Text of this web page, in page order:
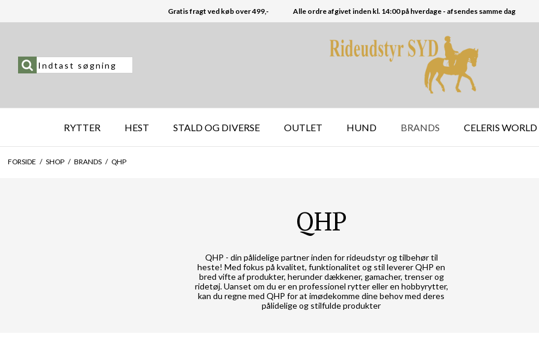
Gratis fragt ved køb over 499,- Alle ordre afgivet inden kl. 14:00 på hverdage - afsendes samme dag
RYTTER HEST STALD OG DIVERSE OUTLET HUND BRANDS CELERIS WORLD
FORSIDE / SHOP / BRANDS / QHP
QHP
QHP - din pålidelige partner inden for rideudstyr og tilbehør til
heste! Med fokus på kvalitet, funktionalitet og stil leverer QHP en
bred vifte af produkter, herunder dækkener, gamacher, trenser og
ridetøj. Uanset om du er en professionel rytter eller en hobbyrytter,
kan du regne med QHP for at imødekomme dine behov med deres
pålidelige og stilfulde produkter